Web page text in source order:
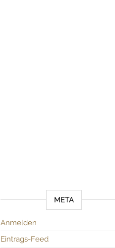
META
Anmelden
Eintrags-Feed